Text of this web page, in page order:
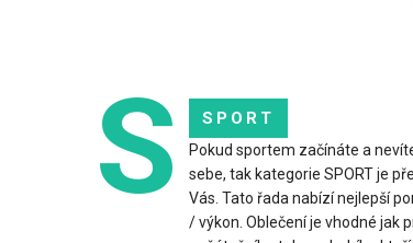
S SPORT
Pokud sportem začínáte a
sebe, tak kategorie SPORT je
Vás. Tato řada nabízí nejlepší
/ výkon. Oblečení je vhodné jak